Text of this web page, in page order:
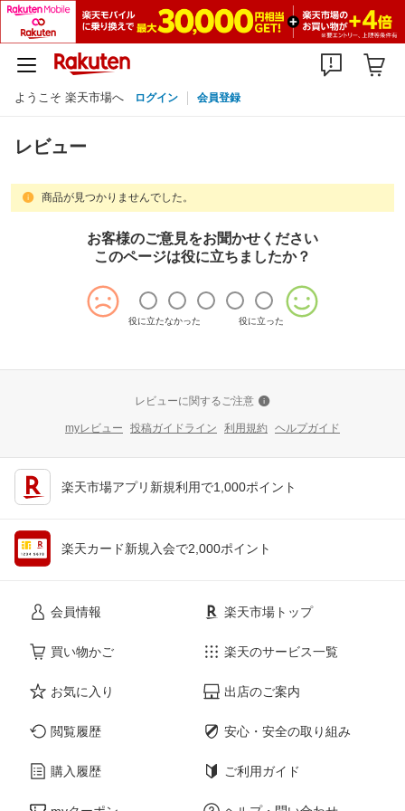
ようこそ 楽天市場へ ログイン 会員登録
レビュー
商品が見つかりませんでした。
お客様のご意見をお聞かせください
このページは役に立ちましたか？
役に立たなかった 役に立った
レビューに関するご注意
myレビュー 投稿ガイドライン 利用規約 ヘルプガイド
楽天市場アプリ新規利用で1,000ポイント
楽天カード新規入会で2,000ポイント
会員情報
買い物かご
お気に入り
閲覧履歴
購入履歴
楽天市場トップ
楽天のサービス一覧
出店のご案内
安心・安全の取り組み
ご利用ガイド